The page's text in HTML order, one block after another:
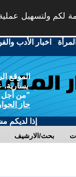
لكم ولتسهيل
- اخبار الأدب
الموقع
يسارية،
"من أجل
حاز
إذا لديكم
بحث/الارشيف